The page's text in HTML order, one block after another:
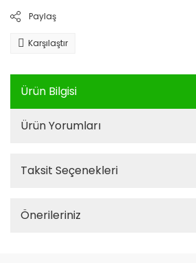
Paylaş
Karşılaştır
Ürün Bilgisi
Ürün Yorumları
Taksit Seçenekleri
Önerileriniz